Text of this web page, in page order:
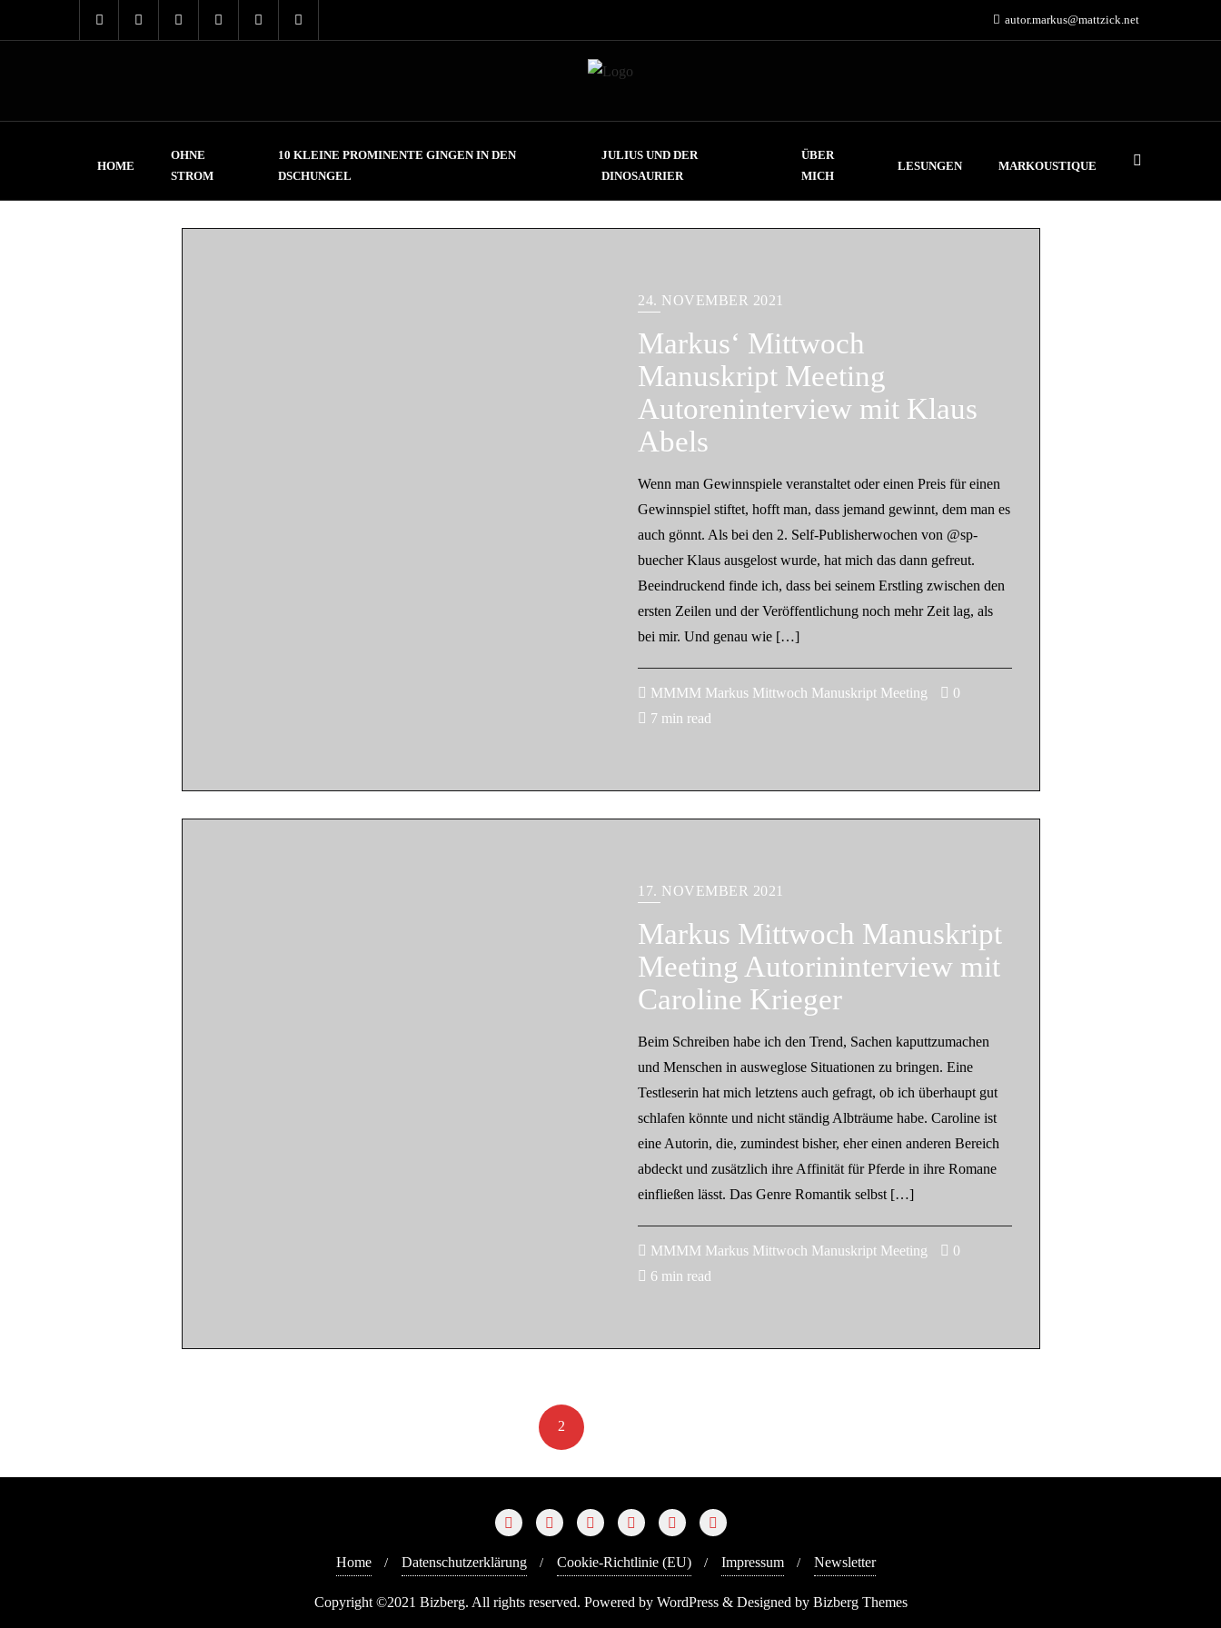
autor.markus@mattzick.net
HOME
OHNE
STROM
10 KLEINE PROMINENTE GINGEN IN DEN
DSCHUNGEL
JULIUS UND DER
DINOSAURIER
ÜBER
MICH
LESUNGEN MARKOUSTIQUE
24. NOVEMBER 2021
Markus‘ Mittwoch
Manuskript Meeting
Autoreninterview mit Klaus
Abels
Wenn man Gewinnspiele veranstaltet oder einen Preis für einen
Gewinnspiel stiftet, hofft man, dass jemand gewinnt, dem man es
auch gönnt. Als bei den 2. Self-Publisherwochen von @sp-
buecher Klaus ausgelost wurde, hat mich das dann gefreut.
Beeindruckend finde ich, dass bei seinem Erstling zwischen den
ersten Zeilen und der Veröffentlichung noch mehr Zeit lag, als
bei mir. Und genau wie […]
MMMM Markus Mittwoch Manuskript Meeting
0
7 min read
17. NOVEMBER 2021
Markus Mittwoch Manuskript
Meeting Autorininterview mit
Caroline Krieger
Beim Schreiben habe ich den Trend, Sachen kaputtzumachen
und Menschen in ausweglose Situationen zu bringen. Eine
Testleserin hat mich letztens auch gefragt, ob ich überhaupt gut
schlafen könnte und nicht ständig Albträume habe. Caroline ist
eine Autorin, die, zumindest bisher, eher einen anderen Bereich
abdeckt und zusätzlich ihre Affinität für Pferde in ihre Romane
einfließen lässt. Das Genre Romantik selbst […]
MMMM Markus Mittwoch Manuskript Meeting
0
6 min read
Seitennummerierung
Beiträge
2
Home Datenschutzerklärung Cookie-Richtlinie (EU) Impressum Newsletter
Copyright ©2021 Bizberg. All rights reserved. Powered by WordPress & Designed by Bizberg Themes